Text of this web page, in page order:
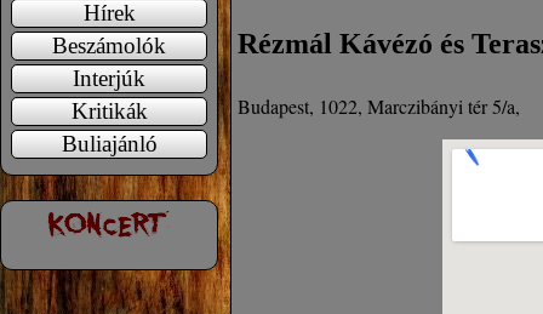
Hírek
Beszámolók
Interjúk
Kritikák
Buliajánló
Rézmál Kávézó és
Budapest, 1022, Marczibányi tér 5/a,